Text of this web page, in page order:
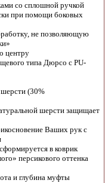
со сплошной ручкой
при помощи боковых
не позволяющую
центру
типа Дюрсо с PU-
шерсти (30%
шерсти защищает
Ваших рук с
в коврик
персикового оттенка
и глубина муфты